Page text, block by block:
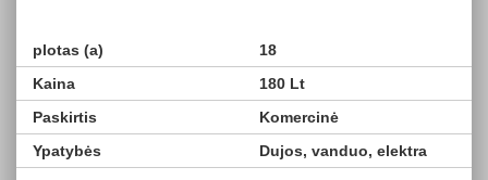
plotas (a)
18
Kaina
180 Lt
Paskirtis
Komercinė
Ypatybės
Dujos, vanduo, elektra